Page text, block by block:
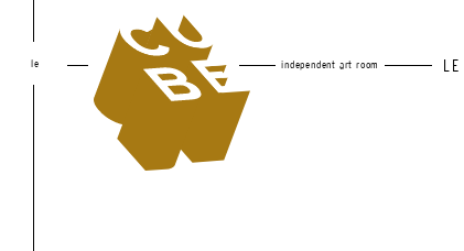
le independent art room LE